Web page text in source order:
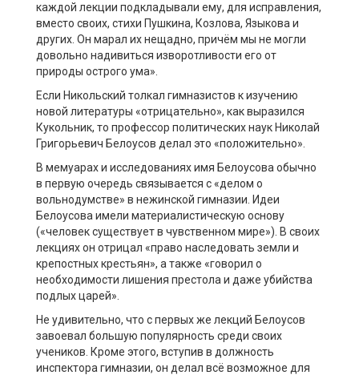
каждой лекции подкладывали ему, для исправления,
вместо своих, стихи Пушкина, Козлова, Языкова и
других. Он марал их нещадно, причём мы не могли
довольно надивиться изворотливости его от
природы острого ума».
Если Никольский толкал гимназистов к изучению
новой литературы «отрицательно», как выразился
Кукольник, то профессор политических наук Николай
Григорьевич Белоусов делал это «положительно».
В мемуарах и исследованиях имя Белоусова обычно
в первую очередь связывается с «делом о
вольнодумстве» в нежинской гимназии. Идеи
Белоусова имели материалистическую основу
(«человек существует в чувственном мире»). В своих
лекциях он отрицал «право наследовать земли и
крепостных крестьян», а также «говорил о
необходимости лишения престола и даже убийства
подлых царей».
Не удивительно, что с первых же лекций Белоусов
завоевал большую популярность среди своих
учеников. Кроме этого, вступив в должность
инспектора гимназии, он делал всё возможное для